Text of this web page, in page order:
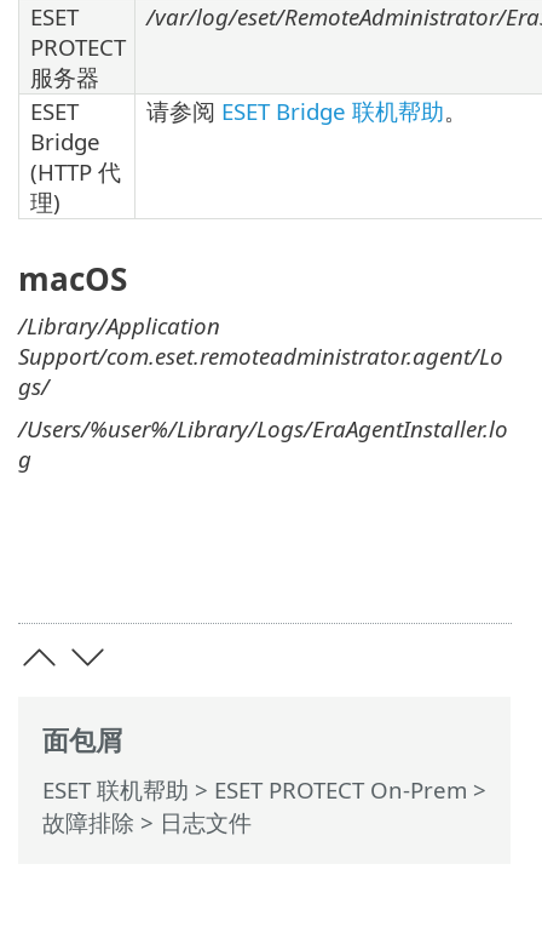
面包屑
ESET 联机帮助 > ESET PROTECT On-Prem >
故障排除 > 日志文件
ESET
PROTECT
服务器
/var/log/eset/RemoteAdministrator/
ESET
Bridge
(HTTP 代
理)
请参阅 ESET Bridge 联机帮助。
macOS
/Library/Application
Support/com.eset.remoteadministrator.agent/Lo
gs/
/Users/%user%/Library/Logs/EraAgentInstaller.lo
g